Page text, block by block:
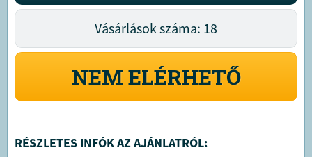
Vásárlások száma: 18
NEM ELÉRHETŐ
RÉSZLETES INFÓK AZ AJÁNLATRÓL: